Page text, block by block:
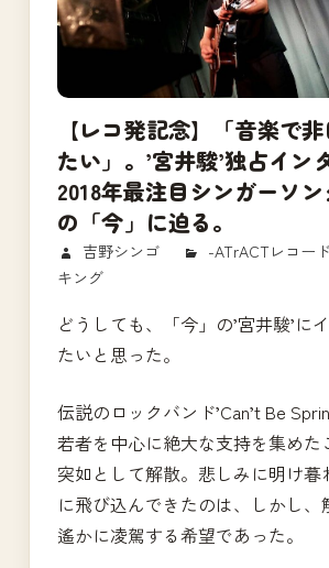
【レコ発記念】「音楽で
たい」。’宮井駿’独占イン
2018年最注目シンガーソ
の「今」に迫る。
2018/10/02
吉野シンゴ -ATrACTレコー
キング
どうしても、「今」の’宮井駿’に
たいと思った。
伝説のロックバンド’Can’t Be
若者を中心に絶大な支持を集めた
突如として解散。悲しみに明け暮
に飛び込んできたのは、しかし、
遙かに凌駕する希望であった。